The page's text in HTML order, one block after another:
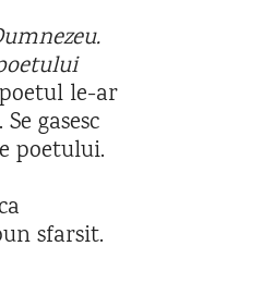
le-ar
gasesc
poetului.
sfarsit.